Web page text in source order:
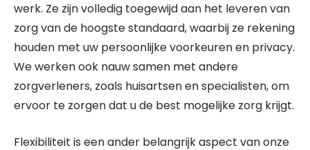
werk. Ze zijn volledig toegewijd aan het leveren van
zorg van de hoogste standaard, waarbij ze rekening
houden met uw persoonlijke voorkeuren en privacy.
We werken ook nauw samen met andere
zorgverleners, zoals huisartsen en specialisten, om
ervoor te zorgen dat u de best mogelijke zorg krijgt.
Flexibiliteit is een ander belangrijk aspect van onze